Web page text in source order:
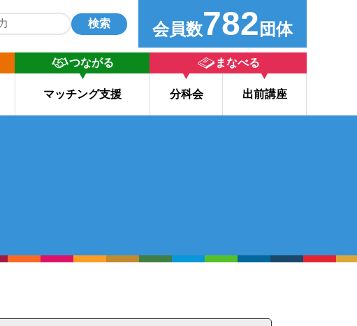
検索 会員数782 団体
つながる
マッチング支援
まなべる
分科会 出前講座